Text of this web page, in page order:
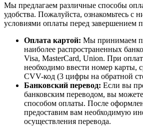
Мы предлагаем различные способы
удобства. Пожалуйста, ознакомьтесь с
условиями оплаты перед завершением
Оплата картой: Мы принимаем
наиболее распространенных
Visa, MasterCard, Union. При
необходимо ввести номер карты,
CVV-код (3 цифры на обратной
Банковский перевод: Если вы
банковским переводом, вы
способом оплаты. После
предоставим вам необходимую
осуществления перевода.